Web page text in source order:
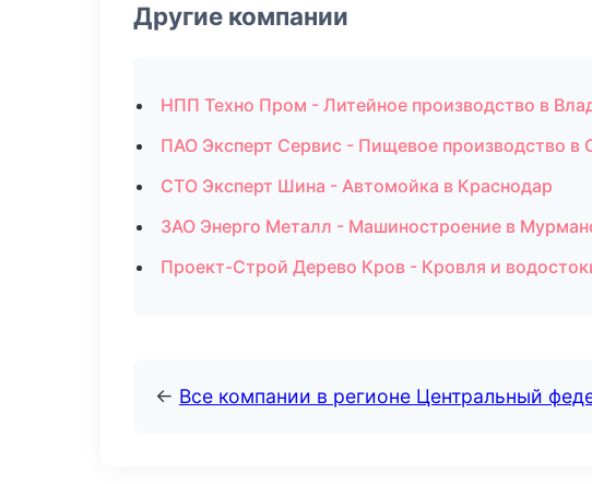
Другие компании
НПП Техно Пром - Литейное производство в
ПАО Эксперт Сервис - Пищевое производство в
СТО Эксперт Шина - Автомойка в Краснодар
ЗАО Энерго Металл - Машиностроение в
Проект-Строй Дерево Кров - Кровля и
← Все компании в регионе Центральный